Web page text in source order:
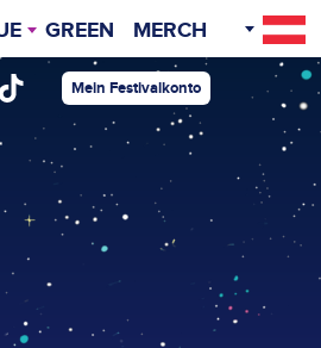
GREEN MERCH
Mein Festivalkonto